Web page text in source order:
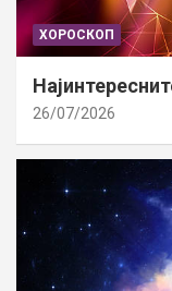
ХОРОСКОП
26/07/2026